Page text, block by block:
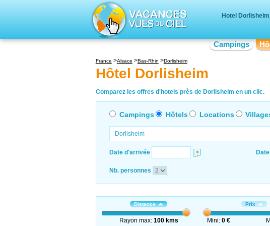
Hotel
Campings
France Alsace Bas-Rhin Dorlisheim
Hôtel Dorlisheim
Comparez les offres d'hotels près de Dorlisheim en un clic.
Campings Hôtels Locations
Date d'arrivée
Nb. personnes
Distance
Rayon max: 100 kms
Prix
Mini:0 €